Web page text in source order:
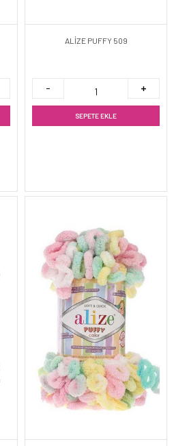
ALİZE PUFFY 509
SEPETE EKLE